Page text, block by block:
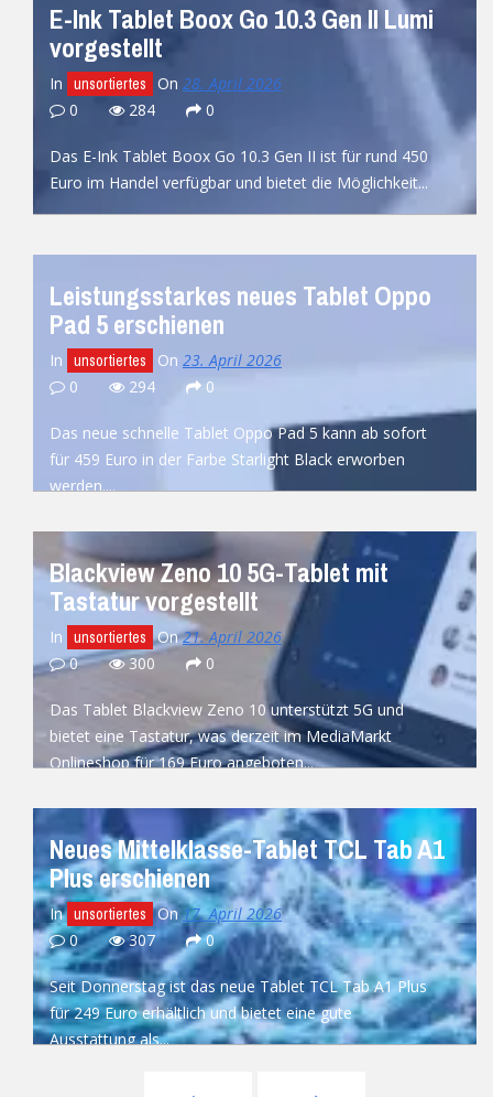
E-Ink Tablet Boox Go 10.3 Gen II Lumi
vorgestellt
In unsortiertes On 28. April 2026
0
284 0
Das E-Ink Tablet Boox Go 10.3 Gen II ist für rund 450
Euro im Handel verfügbar und bietet die Möglichkeit...
READ MORE
Leistungsstarkes neues Tablet Oppo
Pad 5 erschienen
In unsortiertes On 23. April 2026
0
294 0
Das neue schnelle Tablet Oppo Pad 5 kann ab sofort
für 459 Euro in der Farbe Starlight Black erworben
werden....
Blackview Zeno 10 5G-Tablet mit
Tastatur vorgestellt
In unsortiertes On21. April 2026
0
300 0
Das Tablet Blackview Zeno 10 unterstützt 5G und
bietet eine Tastatur, was derzeit im MediaMarkt
Onlineshop für 169 Euro angeboten...
Neues Mittelklasse-Tablet TCL Tab A1
Plus erschienen
In unsortiertes On17. April 2026
0
307 0
Seit Donnerstag ist das neue Tablet TCL Tab A1 Plus
für 249 Euro erhältlich und bietet eine gute
Ausstattung als...